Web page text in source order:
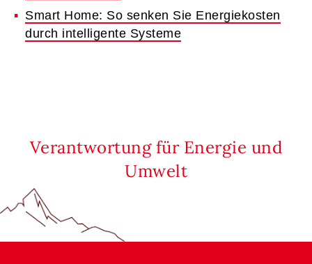
Smart Home: So senken Sie Energiekosten
durch intelligente Systeme
Verantwortung für Energie und
Umwelt